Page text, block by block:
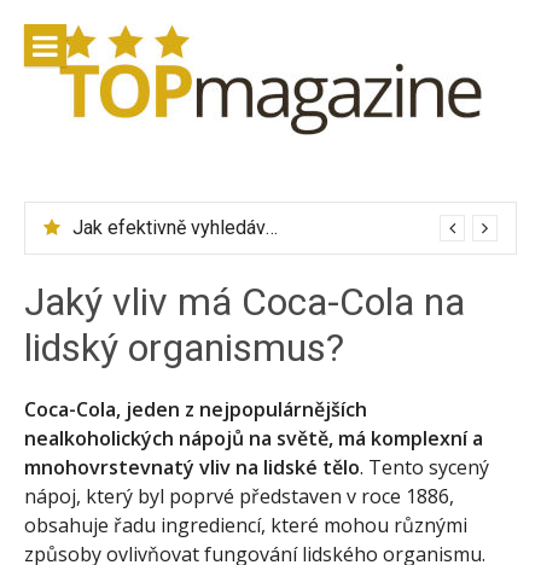
obsah
Jak efektivně vyhledávat letenky přes Skyscanner
Jaký vliv má Coca-Cola na
lidský organismus?
Coca-Cola, jeden z nejpopulárnějších
nealkoholických nápojů na světě, má komplexní a
mnohovrstevnatý vliv na lidské tělo. Tento sycený
nápoj, který byl poprvé představen v roce 1886,
obsahuje řadu ingrediencí, které mohou různými
způsoby ovlivňovat fungování lidského organismu.